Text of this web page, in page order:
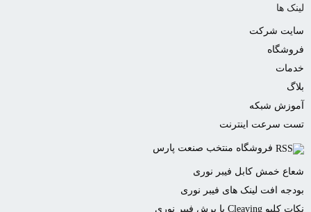
لینک ها
سایت شرکت
فروشگاه
خدمات
بلاگ
آموزش شبکه
تست سرعت اینترنت
فروشگاه منتخب صنعت پارس
شعاع خمش کابل فیبر نوری
بودجه افت لینک های فیبر نوری
نکات کلیو Cleaving یا برش فیبر نوری